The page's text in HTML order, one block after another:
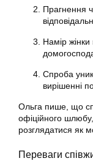
Прагнення
Намір
Спроба
вирішенні
Ольга пише, що
офіційного
розглядатися як
Переваги